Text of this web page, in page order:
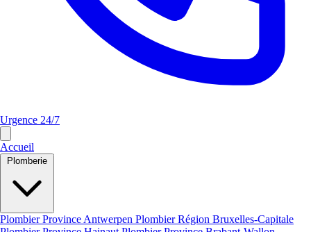
Urgence 24/7
Accueil
Plombier Province Antwerpen Plombier Région Bruxelles-Capitale